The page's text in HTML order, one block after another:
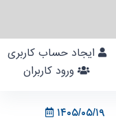
۱۴۰۵/۰۵/۱۹